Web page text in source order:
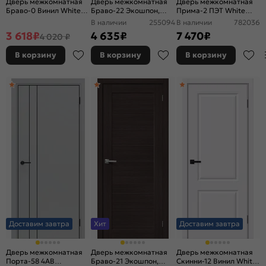
Браво-0 Винил White
3 618₽4 020 ₽
В корзину
Браво-22 Экошпон,
Wenge Melinga,
царговая
В наличии 255094
4 635₽
В корзину
Прима-2 ПЭТ White
Silk, глухая, без
В наличии 782036
7 470₽
В корзину
Доставим завтра
Дверь межкомнатная
Порта-58 4AB
Хит
Дверь межкомнатная
Браво-21 Экошпон,
Доставим завтра
Дверь межкомнатная
Скинни-12 Винил White